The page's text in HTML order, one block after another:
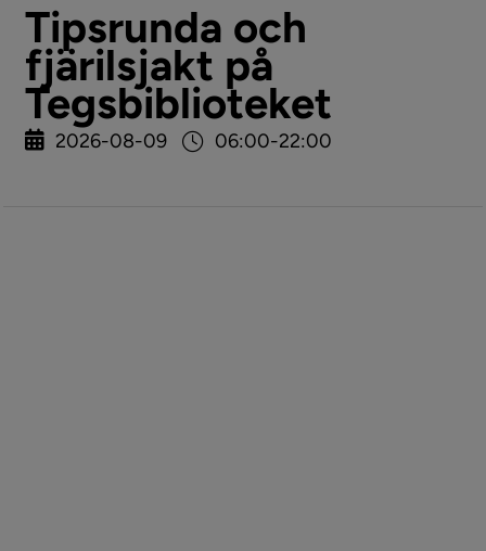
Tipsrunda och
fjärilsjakt på
Tegsbiblioteket
2026-08-09 06:00-22:00